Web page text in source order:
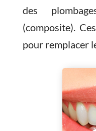
des
(composite).
pour remplacer